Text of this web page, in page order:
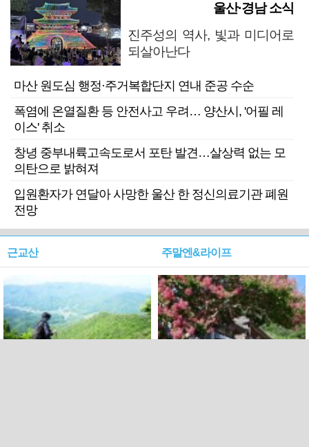
울산·경남 소식
진주성의 역사, 빛과 미디어로
되살아난다
마산 원도심 행정·주거복합단지 연내 준공 수순
폭염에 온열질환 등 안전사고 우려… 양산시, '어필 레
이스' 취소
창녕 중부내륙고속도로서 포탄 발견…살상력 없는 모
의탄으로 밝혀져
입원환자가 연달아 사망한 울산 한 정신의료기관 폐원
전망
근교산 주말엔&라이프